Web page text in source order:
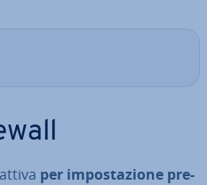
per im­po­sta­zio­ne pre­